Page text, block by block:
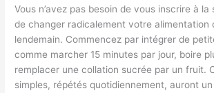
Vous n’avez pas besoin de vous inscrire à la
de changer radicalement votre alimentation
lendemain. Commencez par intégrer de
comme marcher 15 minutes par jour, boire
remplacer une collation sucrée par un fruit.
simples, répétés quotidiennement, auront